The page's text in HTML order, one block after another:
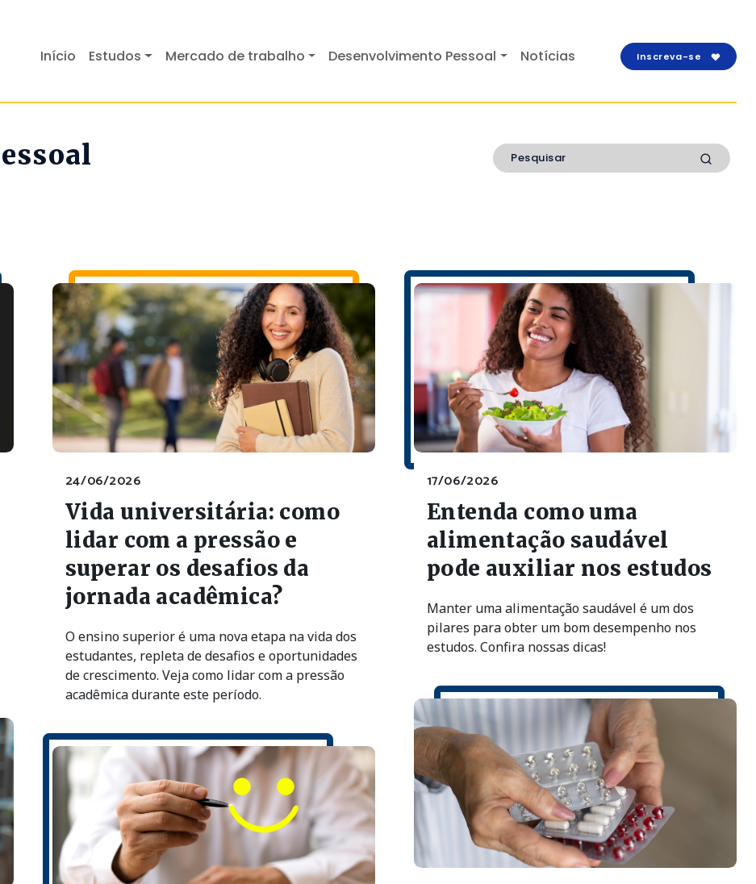
Início Estudos Mercado de trabalho Desenvolvimento Pessoal Notícias Inscreva-se
24/06/2026
Vida universitária: como
lidar com a pressão e
superar os desafios da
jornada acadêmica?
O ensino superior é uma nova etapa na vida dos
estudantes, repleta de desafios e oportunidades
de crescimento. Veja como lidar com a pressão
acadêmica durante este período.
17/06/2026
Entenda como uma
alimentação saudável
pode auxiliar nos estudos
Manter uma alimentação saudável é um dos
pilares para obter um bom desempenho nos
estudos. Confira nossas dicas!